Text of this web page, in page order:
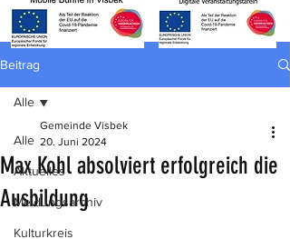
Beitrag
Alle
Aktuelles
Meldungsarchiv
Kulturkreis
Alle
Max Kohl absolviert erfolgreich die
Ausbildung
Gemeinde Visbek
20. Juni 2024